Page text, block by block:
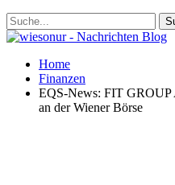
Home
Finanzen
EQS-News: FIT GROUP
an der Wiener Börse